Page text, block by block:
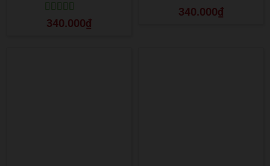
Được xếp
hạng55 sao
340.000₫
Được xếp
hạng55 sao
340.000₫